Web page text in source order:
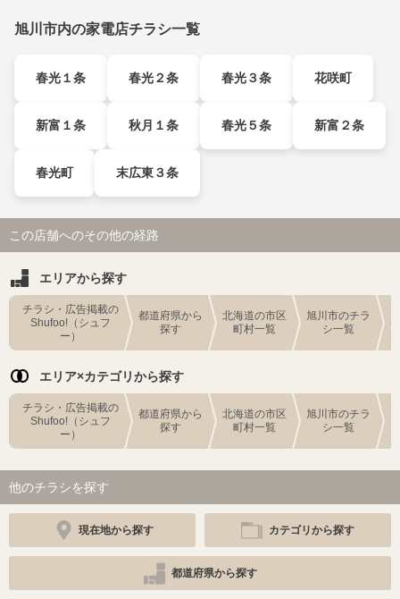
旭川市内の家電店チラシ一覧
春光１条 春光２条 春光３条 花咲町
新富１条 秋月１条 春光５条 新富２条
春光町 末広東３条
この店舗へのその他の経路
エリアから探す
チラシ・広告掲載の
Shufoo!（シュフ
ー）
都道府県から
探す
北海道の市区
町村一覧
旭川市のチラ
シ一覧
エリア×カテゴリから探す
チラシ・広告掲載の
Shufoo!（シュフ
ー）
都道府県から
探す
北海道の市区
町村一覧
旭川市のチラ
シ一覧
他のチラシを探す
現在地から探す カテゴリから探す
都道府県から探す